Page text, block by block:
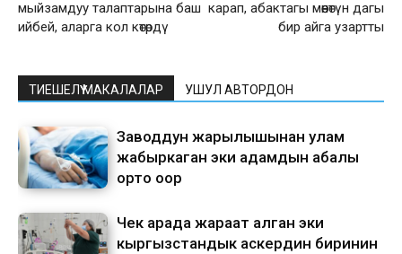
мыйзамдуу талаптарына баш
ийбей, аларга кол көтөрдү
карап, абактагы мөөнөтүн дагы
бир айга узартты
ТИЕШЕЛҮҮ МАКАЛАЛАР УШУЛ АВТОРДОН
Заводдун жарылышынан улам
жабыркаган эки адамдын абалы
орто оор
Чек арада жараат алган эки
кыргызстандык аскердин биринин